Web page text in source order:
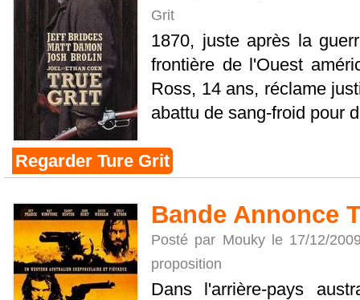
Grit
1870, juste après la
frontière de l'Ouest
Ross, 14 ans, réclame
abattu de sang-froid pour
Regarder Ture Grit
Bande Annonce
Posté par Mouky le 17/12/
proposition
Dans l'arrière-pays